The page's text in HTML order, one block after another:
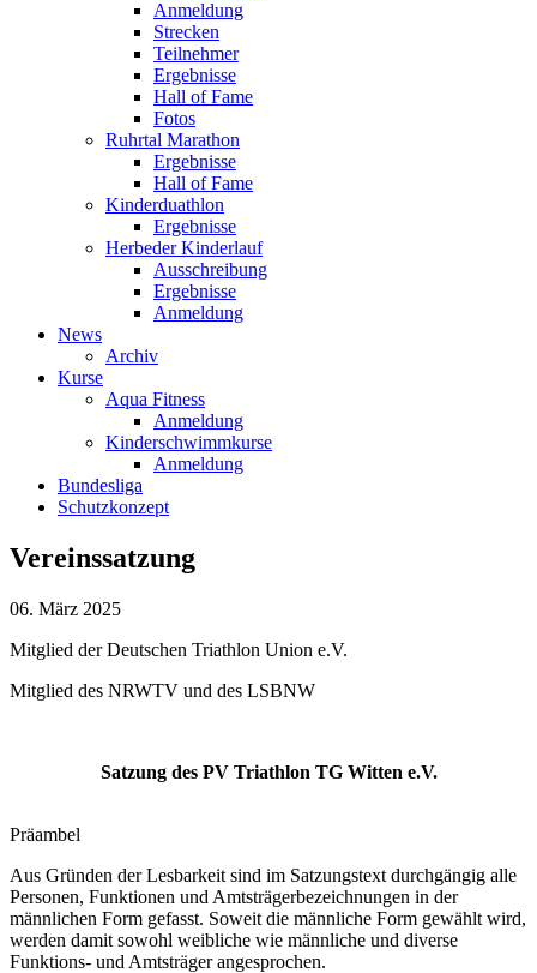
Anmeldung
Strecken
Teilnehmer
Ergebnisse
Hall of Fame
Fotos
Ruhrtal Marathon
Ergebnisse
Hall of Fame
Kinderduathlon
Ergebnisse
Herbeder Kinderlauf
Ausschreibung
Ergebnisse
Anmeldung
News
Archiv
Kurse
Aqua Fitness
Anmeldung
Kinderschwimmkurse
Anmeldung
Bundesliga
Schutzkonzept
Vereinssatzung
06. März 2025
Mitglied der Deutschen Triathlon Union e.V.
Mitglied des NRWTV und des LSBNW
Satzung des PV Triathlon TG Witten e.V.
Präambel
Aus Gründen der Lesbarkeit sind im Satzungstext durchgängig alle
Personen, Funktionen und Amtsträgerbezeichnungen in der
männlichen Form gefasst. Soweit die männliche Form gewählt wird,
werden damit sowohl weibliche wie männliche und diverse
Funktions- und Amtsträger angesprochen.